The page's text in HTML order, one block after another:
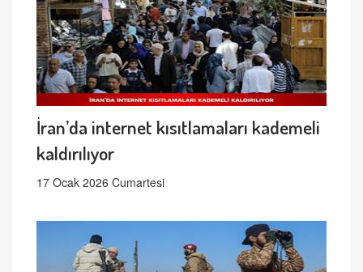
İran’da internet kısıtlamaları kademeli
kaldırılıyor
17 Ocak 2026 Cumartesi